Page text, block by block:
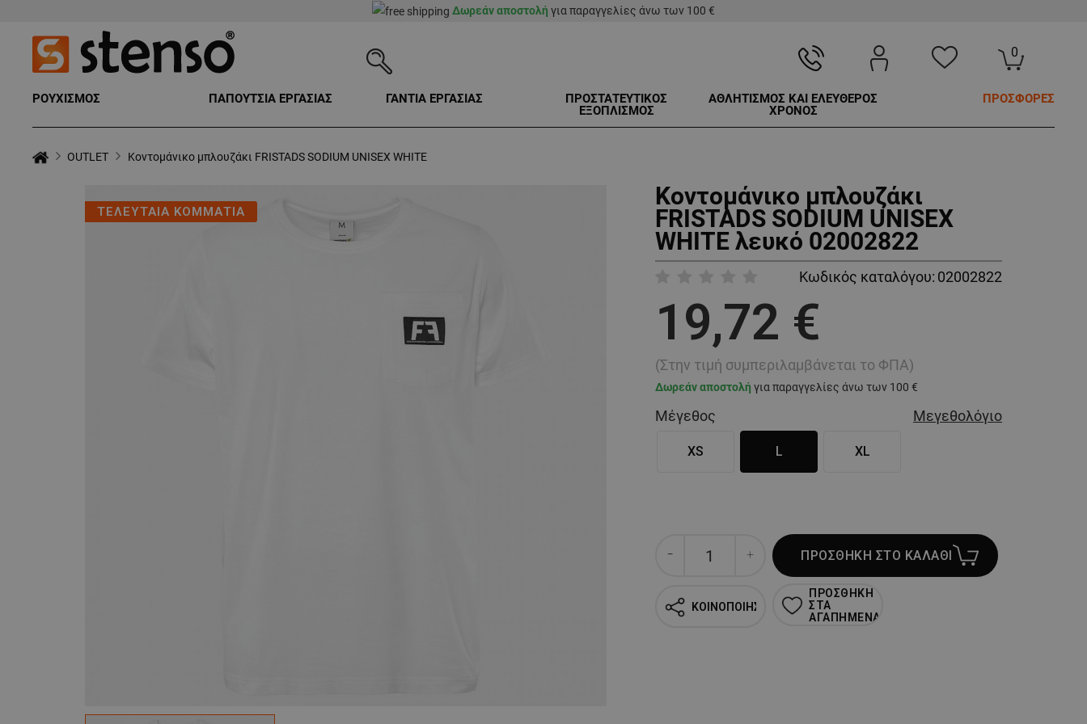
Δωρεάν αποστολή για παραγγελίες άνω των 100 €
0
ΡΟΥΧΙΣΜΟΣ ΠΑΠΟΥΤΣΙΑ ΕΡΓΑΣΙΑΣ ΓΑΝΤΙΑ ΕΡΓΑΣΙΑΣ
ΠΡΟΣΤΑΤΕΥΤΙΚΟΣ
ΕΞΟΠΛΙΣΜΟΣ
ΑΘΛΗΤΙΣΜΟΣ ΚΑΙ ΕΛΕΥΘΕΡΟΣ
ΧΡΟΝΟΣ
ΠΡΟΣΦΟΡΕΣ
OUTLET Κοντομάνικο μπλουζάκι FRISTADS SODIUM UNISEX WHITE
ΤΕΛΕΥΤΑΙΑ ΚΟΜΜΑΤΙΑ
Κοντομάνικο μπλουζάκι
FRISTADS SODIUM UNISEX
WHITE λευκό 02002822
Κωδικός καταλόγου: 02002822
19,72 €
(Στην τιμή συμπεριλαμβάνεται το ΦΠΑ)
Δωρεάν αποστολή για παραγγελίες άνω των 100 €
Μέγεθος Μεγεθολόγιο
XS L XL
ΠΡΟΣΘΗΚΗ ΣΤΟ ΚΑΛΑΘΙ
ΚΟΙΝΟΠΟΙΗΣΗ
ΠΡΟΣΘΗΚΗ
ΣΤΑ
ΑΓΑΠΗΜΕΝΑ